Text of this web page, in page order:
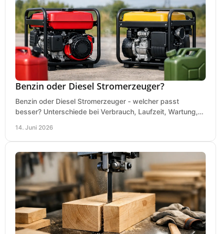
Benzin oder Diesel Stromerzeuger?
Benzin oder Diesel Stromerzeuger - welcher passt
besser? Unterschiede bei Verbrauch, Laufzeit, Wartung,
14. Juni 2026